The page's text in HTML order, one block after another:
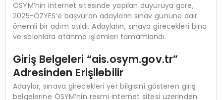
ÖSYM’nin internet sitesinde yapılan duyuruya göre,
2025-ÖZYES’e başvuran adayların sınav gününe dair
önemli bir adım atıldı. Adayların, sınava girecekleri bina
ve salonlara atanma işlemleri tamamlandı.
Giriş Belgeleri “ais.osym.gov.tr”
Adresinden Erişilebilir
Adaylar, sınava girecekleri yer bilgisini gösteren giriş
belgelerine ÖSYM’nin resmi internet sitesi üzerinden